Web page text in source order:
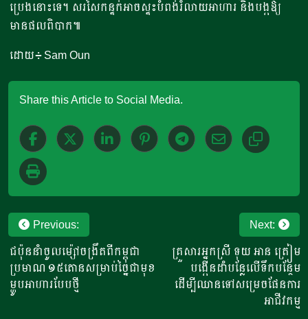
ប្រេងនោះទេ។ សរសៃកន្ទក់អាចស្ទះបំពង់រំលាយអាហារ និងបង្កឱ្យ
មានផលពិបាក៕
ដោយ៖ Sam Oun
Share this Article to Social Media.
Post
navigation
Previous:
ជប៉ុននាំចូលម្ស៉ៅចង្រឹតពីកម្ពុជា
ប្រមាណ ១៥តោនសម្រាប់ច្នៃជាមុខ
ម្ហូបអាហារបែបថ្មី
Next:
គ្រួសារអ្នកស្រី ទុយ អាន ត្រៀម
បង្កើនដំាបន្លែលើទឹកបន្ថែម
ដើម្បីឈានទៅសម្រេចផែនការ
អាជីវកម្ម